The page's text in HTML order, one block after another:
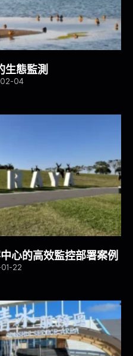
生態監測
04
心的高效監控部署案例
22